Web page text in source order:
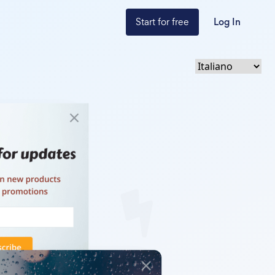
Start for free Log In